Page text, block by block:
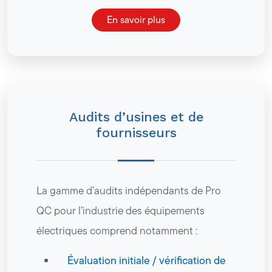
En savoir plus
Audits d’usines et de
fournisseurs
La gamme d’audits indépendants de Pro
QC pour l’industrie des équipements
électriques comprend notamment :
Évaluation initiale / vérification de